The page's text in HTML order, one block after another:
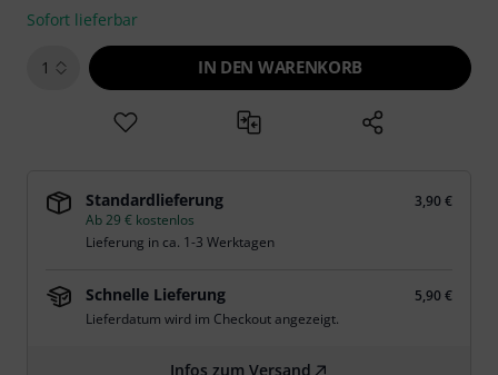
Sofort lieferbar
1 IN DEN WARENKORB
Standardlieferung
3,90 €
Ab 29 € kostenlos
Lieferung in ca. 1-3 Werktagen
Schnelle Lieferung
5,90 €
Lieferdatum wird im Checkout angezeigt.
Infos zum Versand